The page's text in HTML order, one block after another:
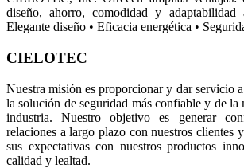
diseño, ahorro, comodidad y adaptabilidad
Elegante diseño • Eficacia energética •
CIELOTEC
Nuestra misión es proporcionar y dar servicio
la solución de seguridad más confiable y de la
industria. Nuestro objetivo es generar
relaciones a largo plazo con nuestros clientes
sus expectativas con nuestros productos
calidad y lealtad.